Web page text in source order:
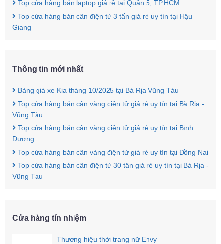
Top cửa hàng bán laptop giá rẻ tại Quận 5, TP.HCM
Top cửa hàng bán cân điện tử 3 tấn giá rẻ uy tín tại Hậu
Giang
Thông tin mới nhất
Bảng giá xe Kia tháng 10/2025 tại Bà Rịa Vũng Tàu
Top cửa hàng bán cân vàng điện tử giá rẻ uy tín tại Bà Rịa -
Vũng Tàu
Top cửa hàng bán cân vàng điện tử giá rẻ uy tín tại Bình
Dương
Top cửa hàng bán cân vàng điện tử giá rẻ uy tín tại Đồng Nai
Top cửa hàng bán cân điện tử 30 tấn giá rẻ uy tín tại Bà Rịa -
Vũng Tàu
Cửa hàng tín nhiệm
Thương hiệu thời trang nữ Envy